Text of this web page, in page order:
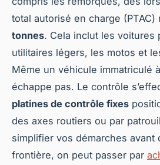
total autorisé en charge (PTAC)
tonnes. Cela inclut les voitures
utilitaires légers, les motos et
Même un véhicule immatriculé à
échappe pas. Le contrôle
platines de contrôle fixes
des axes routiers ou par
simplifier vos démarches avant
frontière, on peut passer par